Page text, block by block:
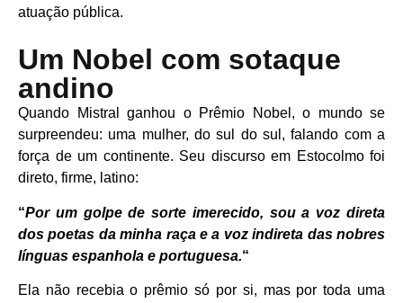
atuação pública.
Um Nobel com sotaque
andino
Quando Mistral ganhou o Prêmio Nobel, o mundo se
surpreendeu: uma mulher, do sul do sul, falando com a
força de um continente. Seu discurso em Estocolmo foi
direto, firme, latino:
“Por um golpe de sorte imerecido, sou a voz direta
dos poetas da minha raça e a voz indireta das nobres
línguas espanhola e portuguesa.“
Ela não recebia o prêmio só por si, mas por toda uma